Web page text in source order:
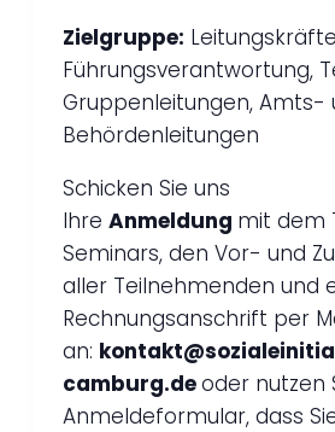
Zielgruppe:
Führungsverantwortung,
Gruppenleitungen, Amts-
Behördenleitungen
Schicken Sie uns
Ihre Anmeldung mit dem
Seminars, den Vor- und
aller Teilnehmenden und
Rechnungsanschrift per
an:
camburg.deoder nutzen
Anmeldeformular, dass